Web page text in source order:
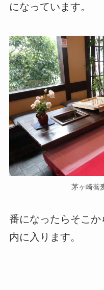
になっています。
茅ヶ崎蕎
番になったらそこ
内に入ります。